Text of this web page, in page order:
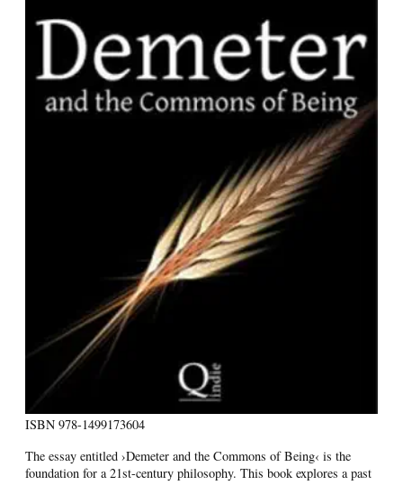
ISBN 978-1499173604
The essay entitled ›Demeter and the Commons of Being‹ is the
foundation for a 21st-century philosophy. This book explores a past